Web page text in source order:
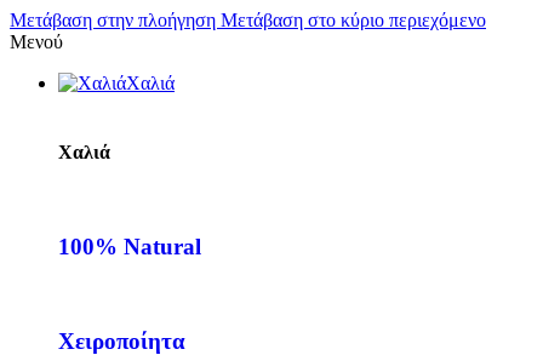
Μετάβαση στην πλοήγηση Μετάβαση στο κύριο περιεχόμενο
Μενού
Χαλιά
Χαλιά
100% Natural
Χειροποίητα